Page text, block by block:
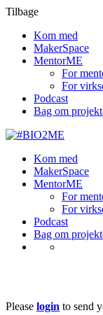
Tilbage
Kom med
MakerSpace
MentorME
For
For
Podcast
Bag om
Kom med
MakerSpace
MentorME
For
For
Podcast
Bag om
Please login to send